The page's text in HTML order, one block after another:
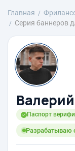
Главная
Серия баннеров
Паспорт
Разрабатываю